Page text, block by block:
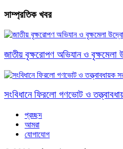
সাম্প্রতিক খবর
জাতীয় বৃক্ষরোপণ অভিযান ও বৃক্ষমেলা
সংবিধানে ফিরলো গণভোট ও
প্রচ্ছদ
আমরা
যোগাযোগ